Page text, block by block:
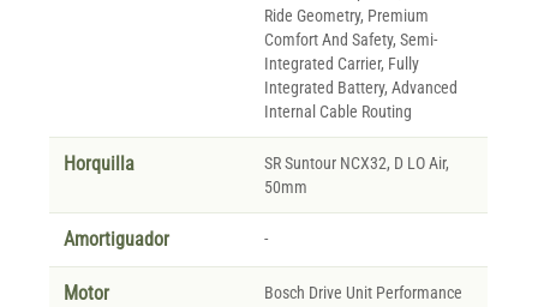
Ride Geometry, Premium
Comfort And Safety, Semi-
Integrated Carrier, Fully
Integrated Battery, Advanced
Internal Cable Routing
Horquilla
SR Suntour NCX32, D LO Air,
50mm
Amortiguador -
Motor
Bosch Drive Unit Performance